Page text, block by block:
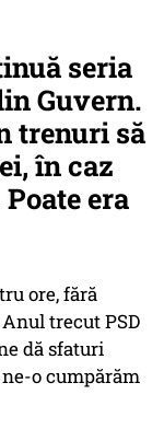
seria
Guvern.
trenuri să
în caz
era
ore, fără
trecut PSD
dă sfaturi
ne-o cumpărăm